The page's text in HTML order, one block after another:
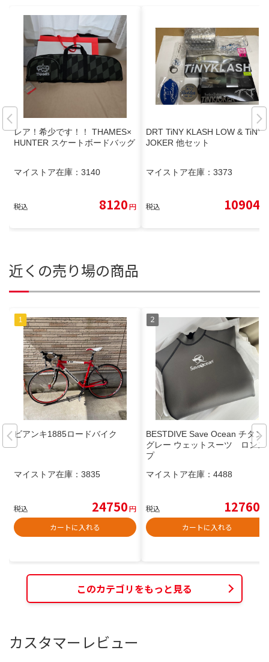
レア！希少です！！ THAMES×
HUNTER スケートボードバッグ
マイストア在庫： 3140
税込 8120円
DRT TiNY KLASH LOW & TiNY
JOKER 他セット
マイストア在庫： 3373
税込 10904
近くの売り場の商品
ビアンキ1885ロードバイク
マイストア在庫： 3835
税込 24750円
カートに入れる
BESTDIVE Save Ocean チタン
グレー ウェットスーツ ロンス
プ
マイストア在庫： 4488
税込 12760
カートに入れる
このカテゴリをもっと見る
カスタマーレビュー